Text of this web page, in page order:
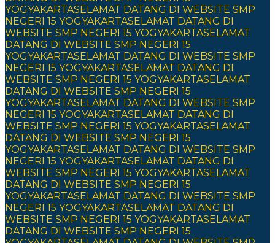
YOGYAKARTASELAMAT DATANG DI WEBSITE SMP
NEGERI 15 YOGYAKARTASELAMAT DATANG DI
WEBSITE SMP NEGERI 15 YOGYAKARTASELAMAT
DATANG DI WEBSITE SMP NEGERI 15
YOGYAKARTASELAMAT DATANG DI WEBSITE SMP
NEGERI 15 YOGYAKARTASELAMAT DATANG DI
WEBSITE SMP NEGERI 15 YOGYAKARTASELAMAT
DATANG DI WEBSITE SMP NEGERI 15
YOGYAKARTASELAMAT DATANG DI WEBSITE SMP
NEGERI 15 YOGYAKARTASELAMAT DATANG DI
WEBSITE SMP NEGERI 15 YOGYAKARTASELAMAT
DATANG DI WEBSITE SMP NEGERI 15
YOGYAKARTASELAMAT DATANG DI WEBSITE SMP
NEGERI 15 YOGYAKARTASELAMAT DATANG DI
WEBSITE SMP NEGERI 15 YOGYAKARTASELAMAT
DATANG DI WEBSITE SMP NEGERI 15
YOGYAKARTASELAMAT DATANG DI WEBSITE SMP
NEGERI 15 YOGYAKARTASELAMAT DATANG DI
WEBSITE SMP NEGERI 15 YOGYAKARTASELAMAT
DATANG DI WEBSITE SMP NEGERI 15